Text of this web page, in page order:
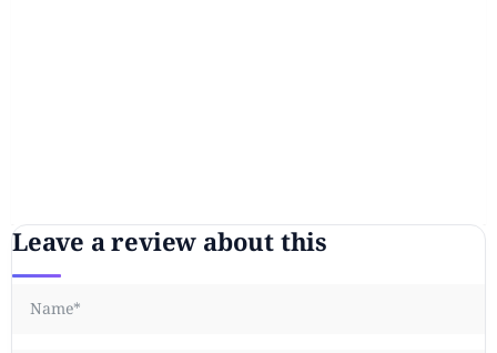
Leave a review about this